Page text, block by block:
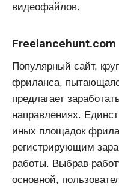
видеофайлов.
Freelancehunt.com
Популярный сайт,
фриланса,
предлагает
направлениях.
иных площадок
регистрирующим
работы. Выбрав
основной,